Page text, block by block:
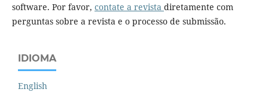
software. Por favor, contate a revista diretamente com
perguntas sobre a revista e o processo de submissão.
IDIOMA
English